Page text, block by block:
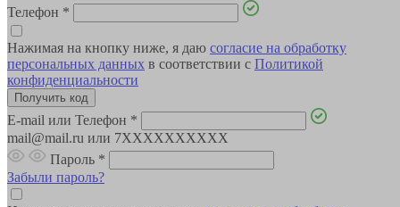
Телефон *
Нажимая на кнопку ниже, я даю согласие на обработку
персональных данных в соответствии с Политикой
конфиденциальности
E-mail или Телефон *
mail@mail.ru или 7XXXXXXXXXX
Пароль *
Забыли пароль?